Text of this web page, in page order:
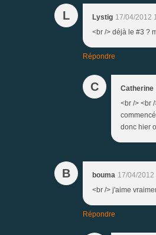
L Lystig 17/04/2012
<br /> déjà le #3 ?
Répondre
C Catherine
<br /> <br
donc hier
B bouma 17/04/2012
<br /> j'aime
Répondre